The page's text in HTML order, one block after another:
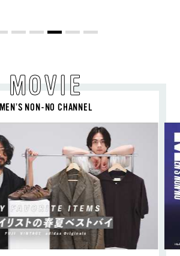
MOVIE
MEN’S NON-NO CHANNEL